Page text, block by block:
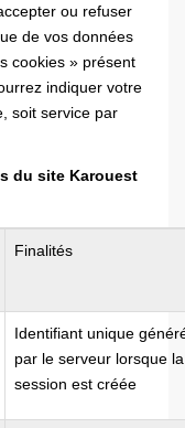
ou refuser
de vos données
cookies » présent
indiquer votre
soit service par
du site Karouest
Finalités
Identifiant unique
par le serveur lorsque la
session est créée